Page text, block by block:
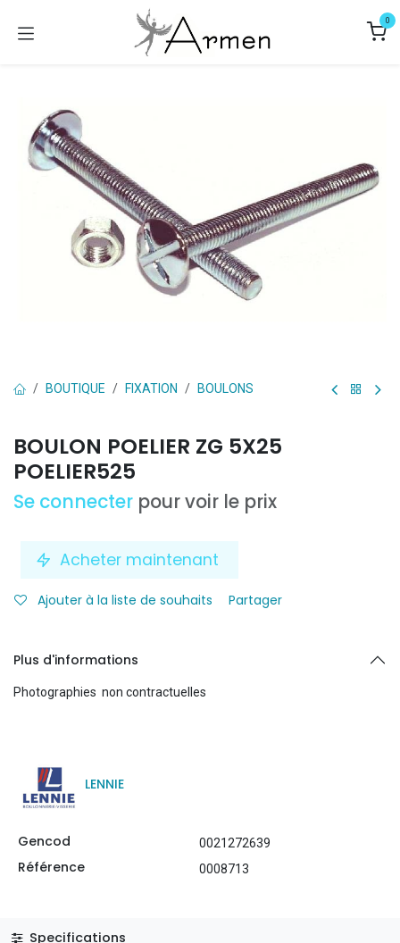
0
BOUTIQUE FIXATION BOULONS
BOULON POELIER ZG 5X25
POELIER525
Se connecter pour voir le prix
Acheter maintenant
Ajouter à la liste de souhaits Partager
Plus d'informations
Photographies non contractuelles
LENNIE
Gencod 0021272639
Référence 0008713
Specifications